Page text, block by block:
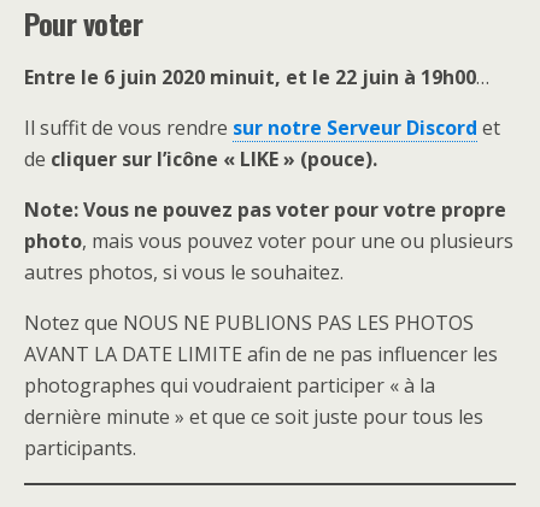
Pour voter
Entre le 6 juin 2020 minuit, et le 22 juin à 19h00…
Il suffit de vous rendre sur notre Serveur Discord et
de cliquer sur l’icône « LIKE » (pouce).
Note: Vous ne pouvez pas voter pour votre propre
photo, mais vous pouvez voter pour une ou plusieurs
autres photos, si vous le souhaitez.
Notez que NOUS NE PUBLIONS PAS LES PHOTOS
AVANT LA DATE LIMITE afin de ne pas influencer les
photographes qui voudraient participer « à la
dernière minute » et que ce soit juste pour tous les
participants.